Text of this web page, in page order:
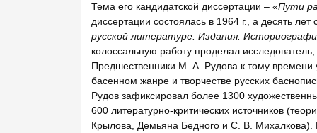
Тема его кандидатской диссертации – «Пути
диссертации состоялась в 1964 г., а десять
русской литературе. Издания.
колоссальную работу проделал
Предшественники М. А. Рудова к тому времени
басенном жанре и творчестве русских
Рудов зафиксировал более 1300
600 литературно-критических источников
Крылова, Демьяна Бедного и С. В. Михалкова).